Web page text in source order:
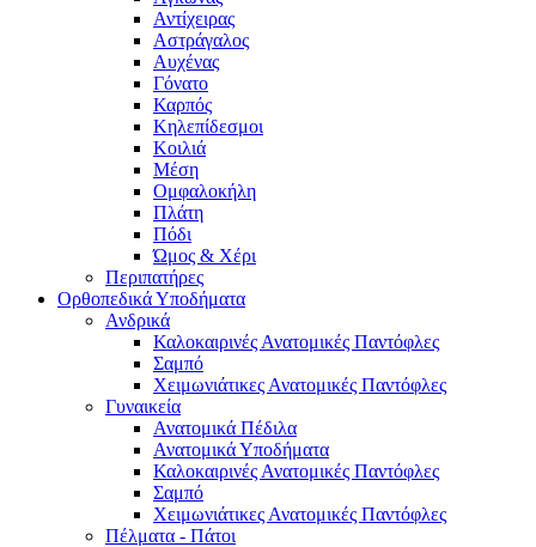
Αντίχειρας
Αστράγαλος
Αυχένας
Γόνατο
Καρπός
Κηλεπίδεσμοι
Κοιλιά
Μέση
Ομφαλοκήλη
Πλάτη
Πόδι
Ώμος & Χέρι
Περιπατήρες
Ορθοπεδικά Υποδήματα
Ανδρικά
Καλοκαιρινές Ανατομικές Παντόφλες
Σαμπό
Χειμωνιάτικες Ανατομικές Παντόφλες
Γυναικεία
Ανατομικά Πέδιλα
Ανατομικά Υποδήματα
Καλοκαιρινές Ανατομικές Παντόφλες
Σαμπό
Χειμωνιάτικες Ανατομικές Παντόφλες
Πέλματα - Πάτοι